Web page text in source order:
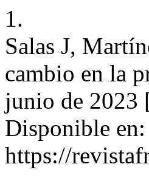
1.
Salas J,
cambio en la
junio de 2023
Disponible en:
https://